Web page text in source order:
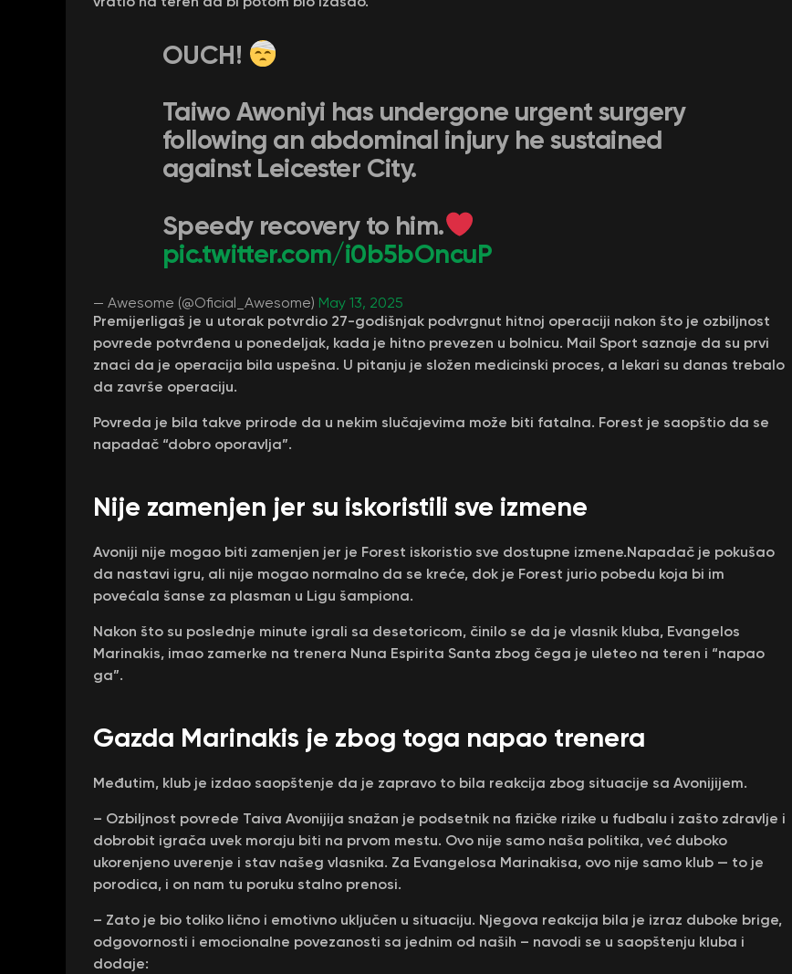
OUCH!
Taiwo Awoniyi has undergone urgent surgery
following an abdominal injury he sustained
against Leicester City.
Speedy recovery to him.
pic.twitter.com/i0b5bOncuP
— Awesome (@Oficial_Awesome) May 13, 2025
Premijerligaš je u utorak potvrdio 27-godišnjak podvrgnut hitnoj operaciji nakon što je ozbiljnost
povrede potvrđena u ponedeljak, kada je hitno prevezen u bolnicu. Mail Sport saznaje da su prvi
znaci da je operacija bila uspešna. U pitanju je složen medicinski proces, a lekari su danas trebalo
da završe operaciju.
Povreda je bila takve prirode da u nekim slučajevima može biti fatalna. Forest je saopštio da se
napadač “dobro oporavlja”.
Nije zamenjen jer su iskoristili sve izmene
Avoniji nije mogao biti zamenjen jer je Forest iskoristio sve dostupne izmene.Napadač je pokušao
da nastavi igru, ali nije mogao normalno da se kreće, dok je Forest jurio pobedu koja bi im
povećala šanse za plasman u Ligu šampiona.
Nakon što su poslednje minute igrali sa desetoricom, činilo se da je vlasnik kluba, Evangelos
Marinakis, imao zamerke na trenera Nuna Espirita Santa zbog čega je uleteo na teren i “napao
ga”.
Gazda Marinakis je zbog toga napao trenera
Međutim, klub je izdao saopštenje da je zapravo to bila reakcija zbog situacije sa Avonijijem.
– Ozbiljnost povrede Taiva Avonijija snažan je podsetnik na fizičke rizike u fudbalu i zašto zdravlje i
dobrobit igrača uvek moraju biti na prvom mestu. Ovo nije samo naša politika, već duboko
ukorenjeno uverenje i stav našeg vlasnika. Za Evangelosa Marinakisa, ovo nije samo klub — to je
porodica, i on nam tu poruku stalno prenosi.
– Zato je bio toliko lično i emotivno uključen u situaciju. Njegova reakcija bila je izraz duboke brige,
odgovornosti i emocionalne povezanosti sa jednim od naših – navodi se u saopštenju kluba i
dodaje: